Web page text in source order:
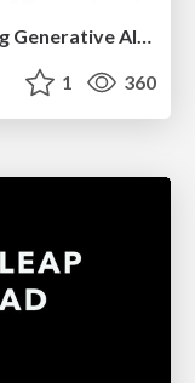
A Guide to Academic Writing Using Generative AI - A Workshop
1 360